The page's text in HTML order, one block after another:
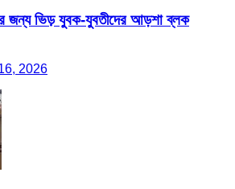
জন্য ভিড় যুবক-যুবতীদের আড়শা ব্লক
2026